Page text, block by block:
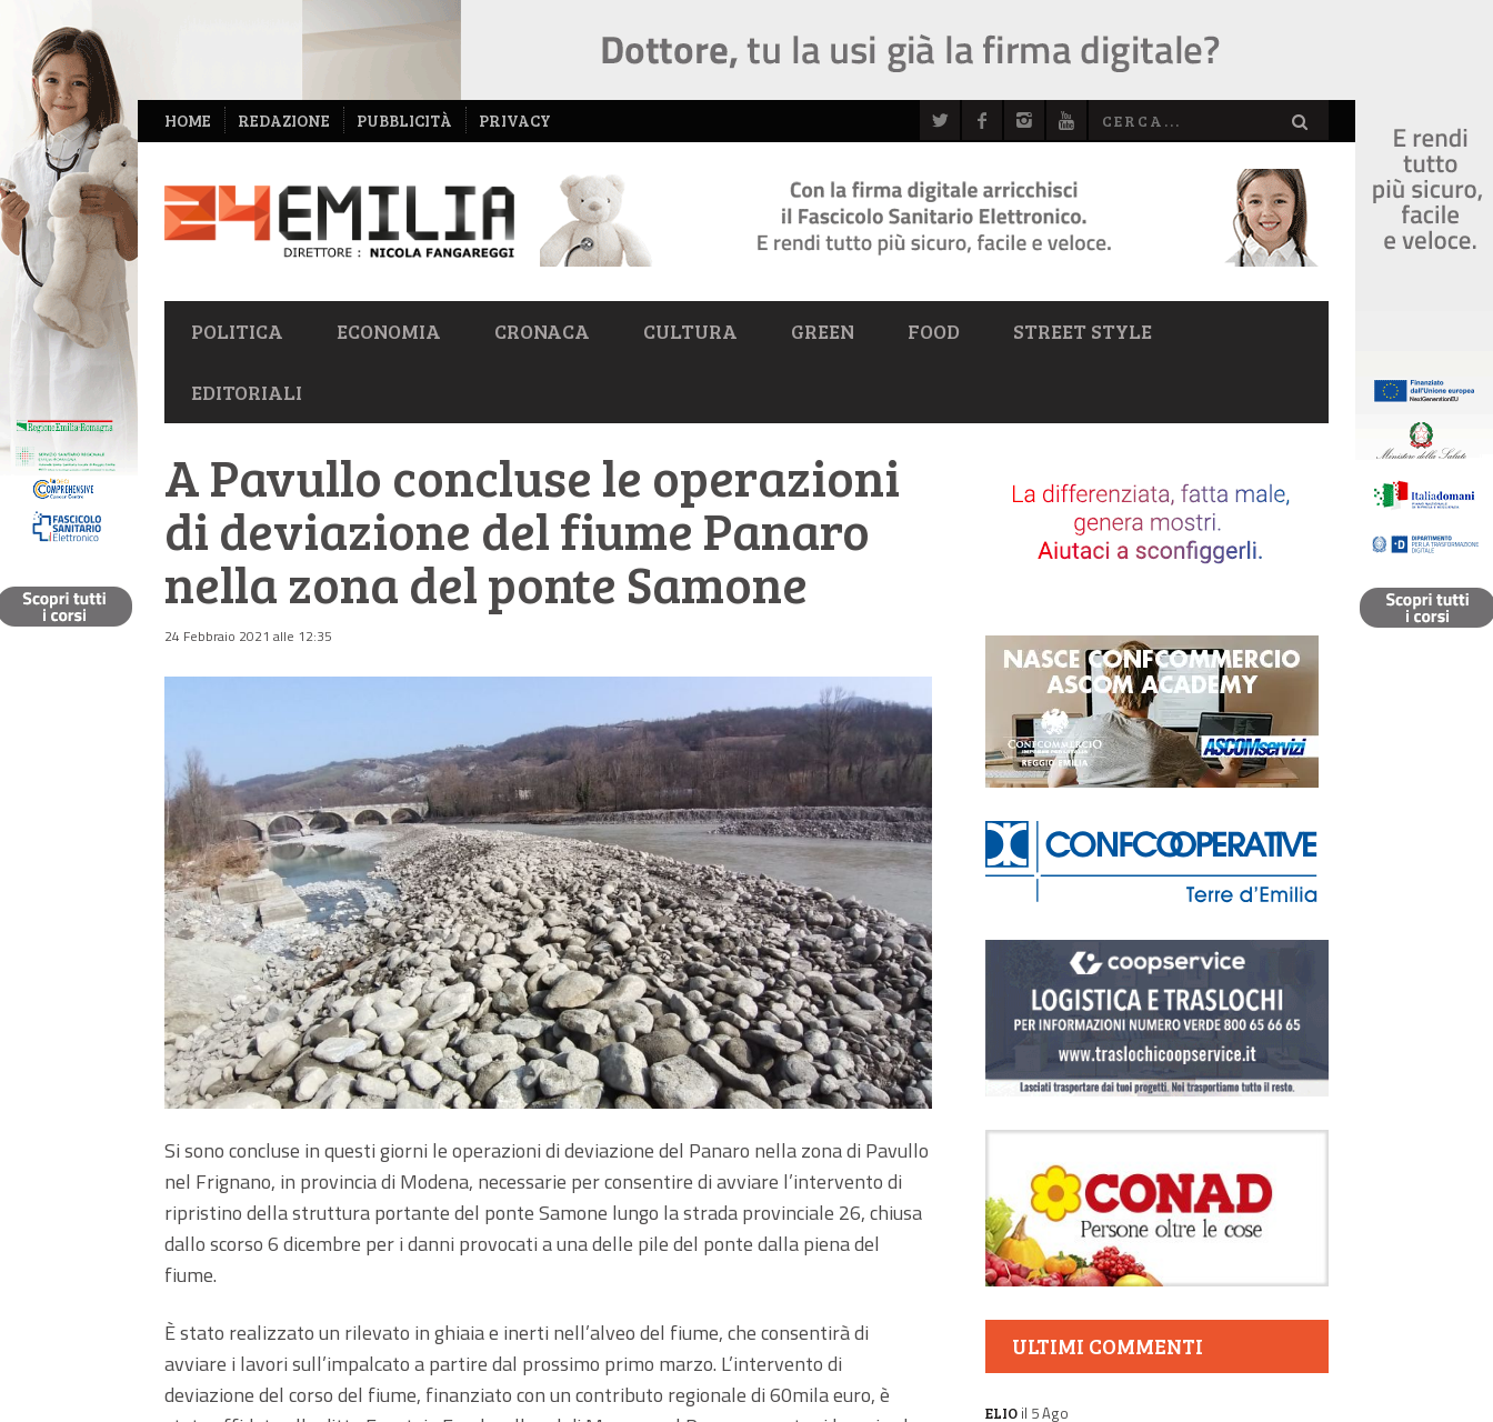
NAVIGAZIONE
SECONDARIA
HOME REDAZIONE PUBBLICITÀ PRIVACY
NAVIGAZIONE
PRIMARIA
POLITICA ECONOMIA CRONACA CULTURA GREEN FOOD STREET STYLE
EDITORIALI
A Pavullo concluse le operazioni
di deviazione del fiume Panaro
nella zona del ponte Samone
24 Febbraio 2021 alle 12:35
Si sono concluse in questi giorni le operazioni di deviazione del Panaro nella zona di Pavullo
nel Frignano, in provincia di Modena, necessarie per consentire di avviare l’intervento di
ripristino della struttura portante del ponte Samone lungo la strada provinciale 26, chiusa
dallo scorso 6 dicembre per i danni provocati a una delle pile del ponte dalla piena del
fiume.
È stato realizzato un rilevato in ghiaia e inerti nell’alveo del fiume, che consentirà di
avviare i lavori sull’impalcato a partire dal prossimo primo marzo. L’intervento di
deviazione del corso del fiume, finanziato con un contributo regionale di 60mila euro, è
ULTIMI COMMENTI
ELIO il 5 Ago